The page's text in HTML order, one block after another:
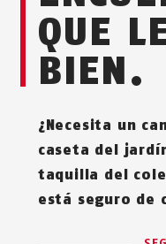
QUE
BIEN.
¿Necesita un
caseta del
taquilla del
está seguro de